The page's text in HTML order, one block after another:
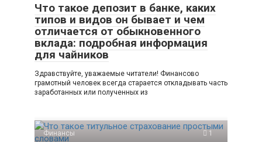
Что такое депозит в банке, каких
типов и видов он бывает и чем
отличается от обыкновенного
вклада: подробная информация
для чайников
Здравствуйте, уважаемые читатели! Финансово
грамотный человек всегда старается откладывать часть
заработанных или полученных из
Финансы 1